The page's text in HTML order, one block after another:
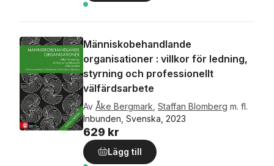
Människobehandlande
organisationer : villkor för ledning,
styrning och professionellt
välfärdsarbete
Av Åke Bergmark Staffan Blomberg m. fl.
Inbunden, Svenska, 2023
629 kr
Lägg till